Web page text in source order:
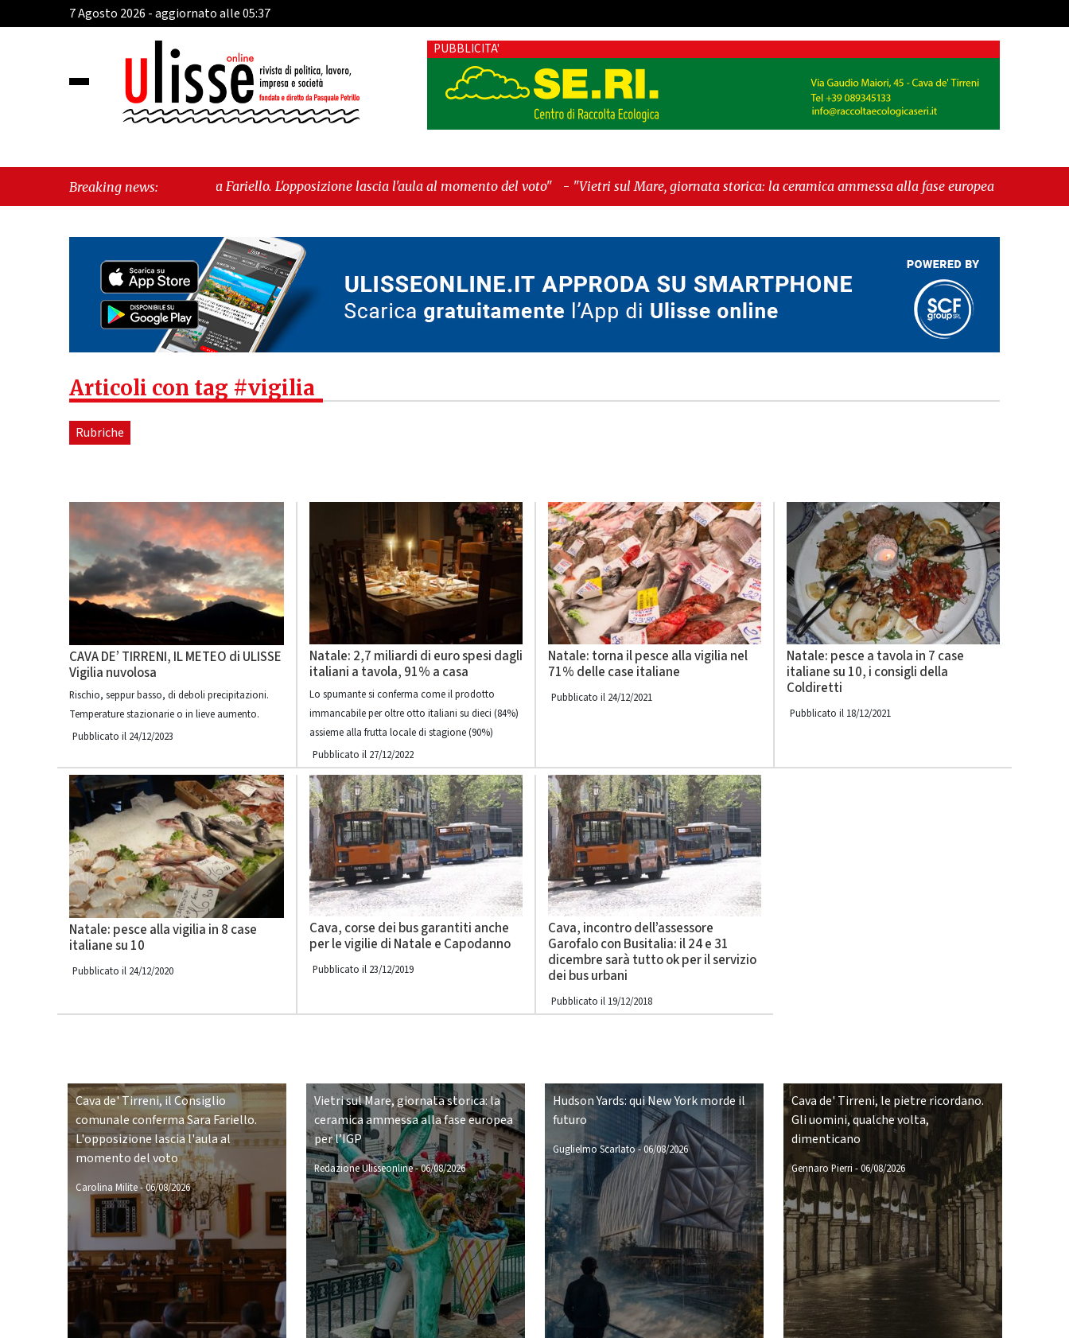
7 Agosto 2026 - aggiornato alle 05:37
PUBBLICITA'
Breaking news:
conferma Sara Fariello. L'opposizione lascia l'aula al momento del voto" -"Vietri sul Mare, giornata storica: la ceramica ammessa alla fase europea per l’IGP"
Articoli con tag #vigilia
Rubriche
CAVA DE’ TIRRENI, IL METEO di ULISSE
Vigilia nuvolosa
Rischio, seppur basso, di deboli precipitazioni.
Temperature stazionarie o in lieve aumento.
Pubblicato il 24/12/2023
Natale: 2,7 miliardi di euro spesi dagli
italiani a tavola, 91% a casa
Lo spumante si conferma come il prodotto
immancabile per oltre otto italiani su dieci (84%)
assieme alla frutta locale di stagione (90%)
Pubblicato il 27/12/2022
Natale: torna il pesce alla vigilia nel
71% delle case italiane
Pubblicato il 24/12/2021
Natale: pesce a tavola in 7 case
italiane su 10, i consigli della
Coldiretti
Pubblicato il 18/12/2021
Natale: pesce alla vigilia in 8 case
italiane su 10
Pubblicato il 24/12/2020
Cava, corse dei bus garantiti anche
per le vigilie di Natale e Capodanno
Pubblicato il 23/12/2019
Cava, incontro dell’assessore
Garofalo con Busitalia: il 24 e 31
dicembre sarà tutto ok per il servizio
dei bus urbani
Pubblicato il 19/12/2018
Cava de' Tirreni, il Consiglio
comunale conferma Sara Fariello.
L'opposizione lascia l'aula al
momento del voto
Carolina Milite-06/08/2026
Vietri sul Mare, giornata storica: la
ceramica ammessa alla fase europea
per l’IGP
Redazione Ulisseonline-06/08/2026
Hudson Yards: qui New York morde il
futuro
Guglielmo Scarlato-06/08/2026
Cava de' Tirreni, le pietre ricordano.
Gli uomini, qualche volta,
dimenticano
Gennaro Pierri -06/08/2026